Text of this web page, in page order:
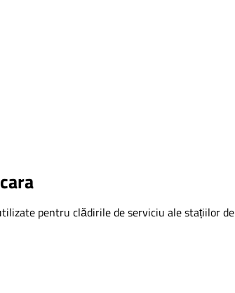
pentru clădirile de serviciu ale stațiilor de